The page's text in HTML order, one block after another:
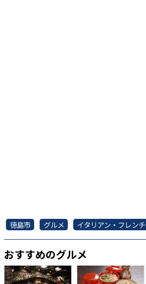
徳島市 グルメ イタリアン・フレンチ
おすすめのグルメ